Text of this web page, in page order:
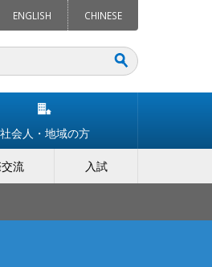
ENGLISH CHINESE
社会人・地域の方
流 入試